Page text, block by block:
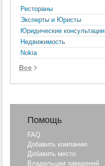
Рестораны
Эксперты и Юристы
Юридические консультации
Недвижимость
Nokia
Все
Помощь
FAQ
Добавить компанию
Добавить место
Владельцам заведений